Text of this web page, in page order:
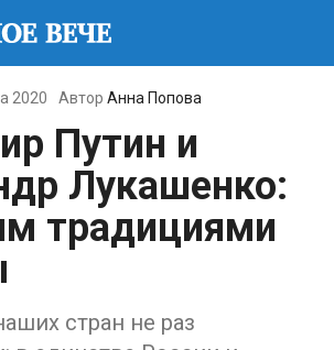
2020 Автор Анна Попова
Путин и
Лукашенко:
традициями
стран не раз